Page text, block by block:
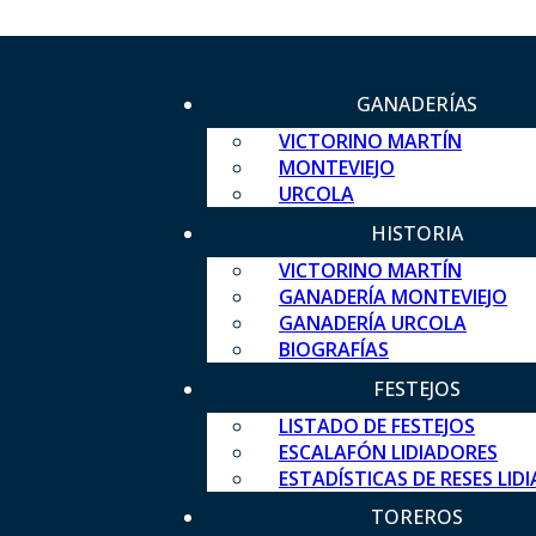
GANADERÍAS
VICTORINO MARTÍN
MONTEVIEJO
URCOLA
HISTORIA
VICTORINO MARTÍN
GANADERÍA MONTEVIEJO
GANADERÍA URCOLA
BIOGRAFÍAS
FESTEJOS
LISTADO DE FESTEJOS
ESCALAFÓN LIDIADORES
ESTADÍSTICAS DE RESES
TOREROS